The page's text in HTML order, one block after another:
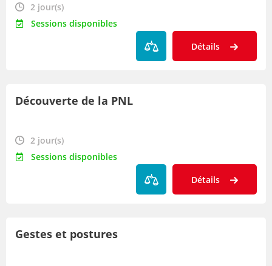
2 jour(s)
Sessions disponibles
Détails
Découverte de la PNL
2 jour(s)
Sessions disponibles
Détails
Gestes et postures